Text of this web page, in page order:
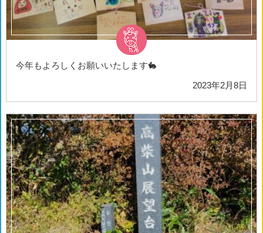
今年もよろしくお願いいたします🐇
2023年2月8日